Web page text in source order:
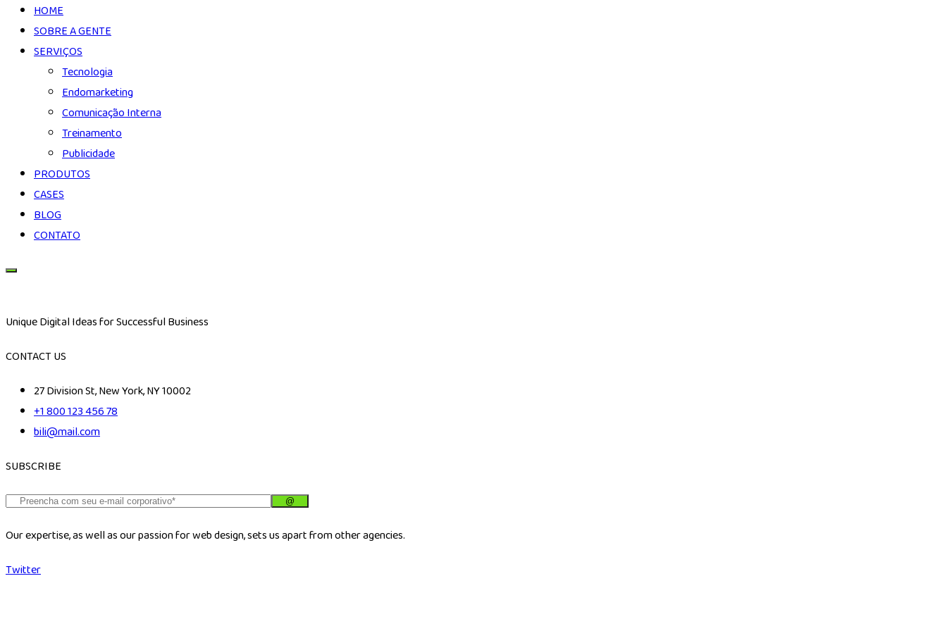
HOME
SOBRE A GENTE
SERVIÇOS
Tecnologia
Endomarketing
Comunicação Interna
Treinamento
Publicidade
PRODUTOS
CASES
BLOG
CONTATO
Unique Digital Ideas for Successful Business
CONTACT US
27 Division St, New York, NY 10002
+1 800 123 456 78
bili@mail.com
SUBSCRIBE
Our expertise, as well as our passion for web design, sets us apart from other agencies.
Twitter